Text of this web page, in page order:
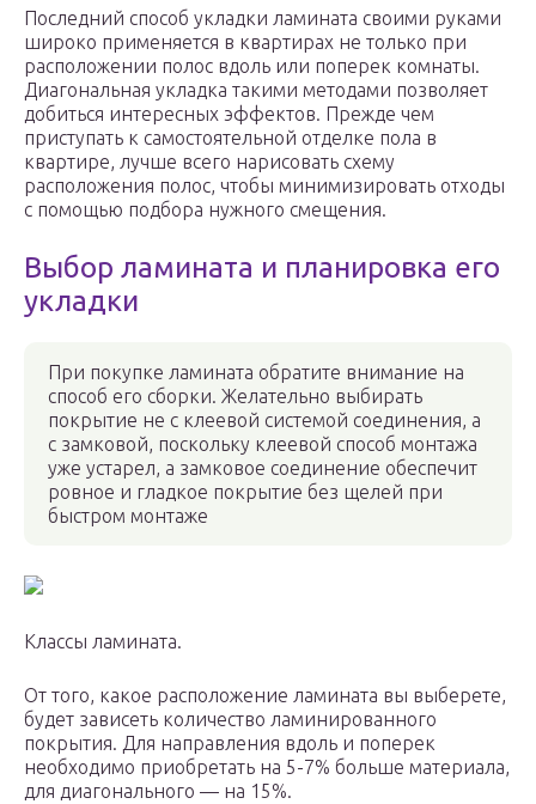
Последний способ укладки ламината своими руками
широко применяется в квартирах не только при
расположении полос вдоль или поперек комнаты.
Диагональная укладка такими методами позволяет
добиться интересных эффектов. Прежде чем
приступать к самостоятельной отделке пола в
квартире, лучше всего нарисовать схему
расположения полос, чтобы минимизировать отходы
с помощью подбора нужного смещения.
Выбор ламината и планировка его
укладки
При покупке ламината обратите внимание на
способ его сборки. Желательно выбирать
покрытие не с клеевой системой соединения, а
с замковой, поскольку клеевой способ монтажа
уже устарел, а замковое соединение обеспечит
ровное и гладкое покрытие без щелей при
быстром монтаже
Классы ламината.
От того, какое расположение ламината вы выберете,
будет зависеть количество ламинированного
покрытия. Для направления вдоль и поперек
необходимо приобретать на 5-7% больше материала,
для диагонального — на 15%.